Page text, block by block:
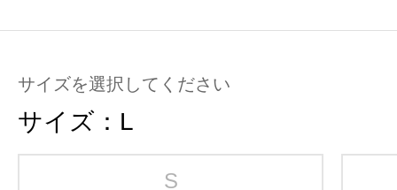
サイズを選択してください
サイズ： L
S